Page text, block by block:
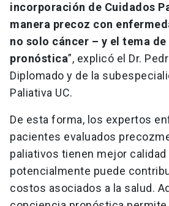
incorporación de Cuidados
manera precoz con
no solo cáncer – y el tema
pronóstica”, explicó el Dr.
Diplomado y de la
Paliativa UC.
De esta forma, los expertos
pacientes evaluados
paliativos tienen mejor calidad
potencialmente puede
costos asociados a la salud.